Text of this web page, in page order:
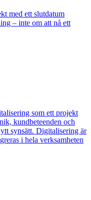
med ett slutdatum
– inte om att nå ett
som ett projekt
kundbeteenden och
synsätt. Digitalisering är
i hela verksamheten